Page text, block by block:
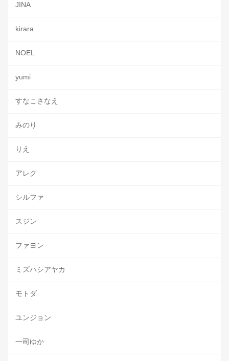
JINA
kirara
NOEL
yumi
すなこさなえ
みのり
りえ
アレク
シルファ
スジン
ファヨン
ミズハシアヤカ
モトダ
ユンジョン
一司ゆか